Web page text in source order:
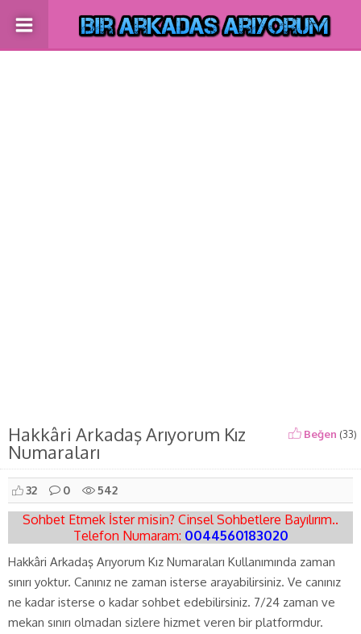
Hakkâri Arkadaş Arıyorum Kız
Numaraları
Beğen (33)
32 0 542
Sohbet Etmek İster misin? Cinsel Sohbetlere Bayılırım..
Telefon Numaram: 0044560183020
Hakkâri Arkadaş Arıyorum Kız Numaraları Kullanımında zaman
sınırı yoktur. Canınız ne zaman isterse arayabilirsiniz. Ve canınız
ne kadar isterse o kadar sohbet edebilirsiniz. 7/24 zaman ve
mekan sınırı olmadan sizlere hizmet veren bir platformdur.